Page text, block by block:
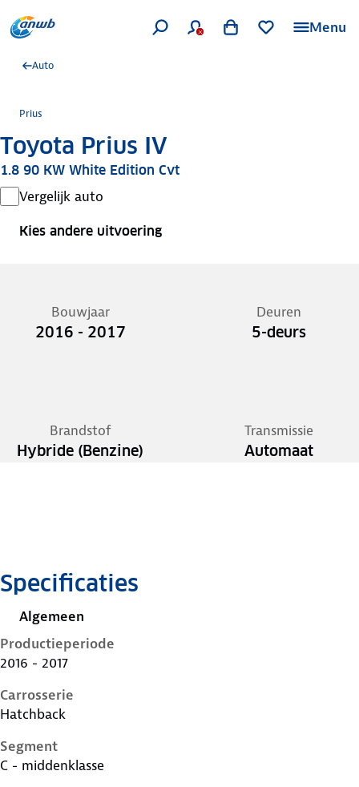
Menu
Auto
Prius
Toyota Prius IV
1.8 90 KW White Edition Cvt
Vergelijk auto
Kies andere uitvoering
Bouwjaar
2016 - 2017
Deuren
5-deurs
Brandstof
Hybride (Benzine)
Transmissie
Automaat
Specificaties
Algemeen
Productieperiode
2016 - 2017
Carrosserie
Hatchback
Segment
C - middenklasse